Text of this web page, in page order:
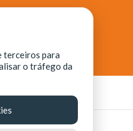
de Ciência,
terceiros para
o tráfego da